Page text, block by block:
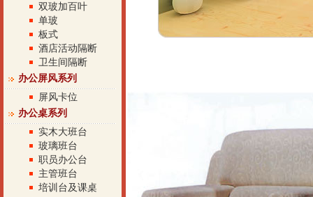
双玻加百叶
单玻
板式
酒店活动隔断
卫生间隔断
办公屏风系列
屏风卡位
办公桌系列
实木大班台
玻璃班台
职员办公台
主管班台
培训台及课桌